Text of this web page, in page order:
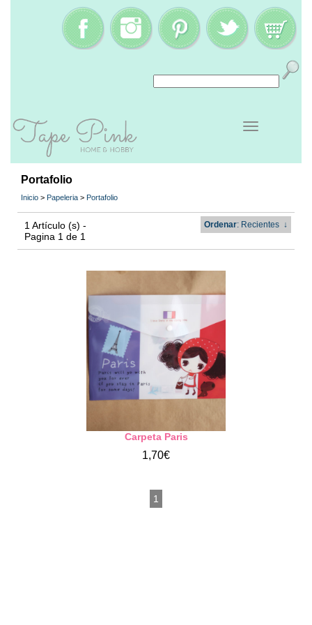
Portafolio
Inicio > Papeleria > Portafolio
1 Artículo (s) -
Pagina 1 de 1
Ordenar: Recientes↓
Carpeta Paris
1,70€
1